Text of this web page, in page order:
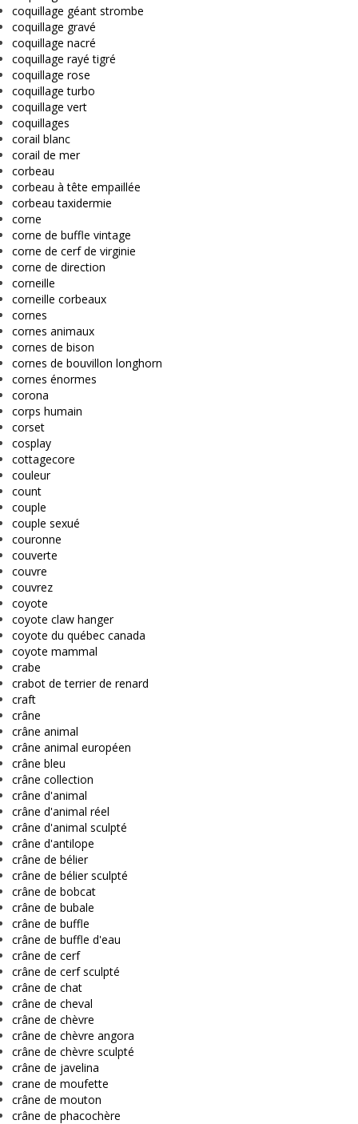
coquillage géant strombe
coquillage gravé
coquillage nacré
coquillage rayé tigré
coquillage rose
coquillage turbo
coquillage vert
coquillages
corail blanc
corail de mer
corbeau
corbeau à tête empaillée
corbeau taxidermie
corne
corne de buffle vintage
corne de cerf de virginie
corne de direction
corneille
corneille corbeaux
cornes
cornes animaux
cornes de bison
cornes de bouvillon longhorn
cornes énormes
corona
corps humain
corset
cosplay
cottagecore
couleur
count
couple
couple sexué
couronne
couverte
couvre
couvrez
coyote
coyote claw hanger
coyote du québec canada
coyote mammal
crabe
crabot de terrier de renard
craft
crâne
crâne animal
crâne animal européen
crâne bleu
crâne collection
crâne d'animal
crâne d'animal réel
crâne d'animal sculpté
crâne d'antilope
crâne de bélier
crâne de bélier sculpté
crâne de bobcat
crâne de bubale
crâne de buffle
crâne de buffle d'eau
crâne de cerf
crâne de cerf sculpté
crâne de chat
crâne de cheval
crâne de chèvre
crâne de chèvre angora
crâne de chèvre sculpté
crâne de javelina
crane de moufette
crâne de mouton
crâne de phacochère